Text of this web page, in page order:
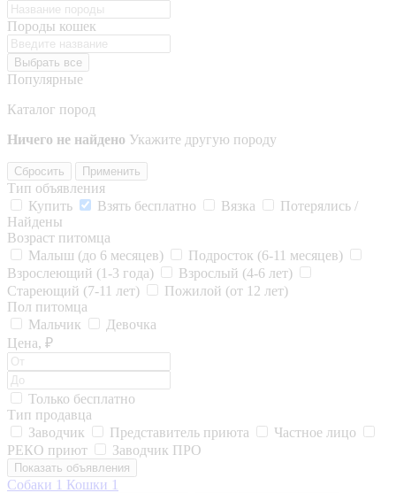
Породы кошек
Выбрать все
Популярные
Каталог пород
Ничего не найдено Укажите другую породу
Сбросить Применить
Тип объявления
Купить
Взять бесплатно Вязка
Потерялись /
Найдены
Возраст питомца
Малыш (до 6 месяцев)
Подросток (6-11 месяцев)
Взрослеющий (1-3 года)
Взрослый (4-6 лет)
Стареющий (7-11 лет)
Пожилой (от 12 лет)
Пол питомца
Мальчик
Девочка
Цена, ₽
Только бесплатно
Тип продавца
Заводчик
Представитель приюта
Частное лицо
РЕКО приют
Заводчик ПРО
Показать объявления
Собаки 1 Кошки 1